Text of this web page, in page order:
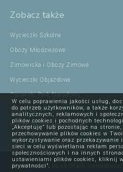
Zobacz także
Wycieczki Szkolne
Obozy Młodzieżowe
Zimowiska i Obozy Zimowe
Wycieczki Objazdowe
Ojcowski Park Narodowy
Obozy Letnie
Wycieczki Szkolne Kraków
Opublikowane na stronach
W celu poprawienia jakości usług,
do potrzeb użytkowników, a także
analitycznych, reklamowych i
plików cookies i pochodnych
„Akceptuję” lub pozostając na
przechowywanie plików cookies w
wykorzystywanie oraz
sieci w celu wyświetlania reklam
społecznościowych i na innych
ustawieniami plików cookies, kliknij
prywatności”.